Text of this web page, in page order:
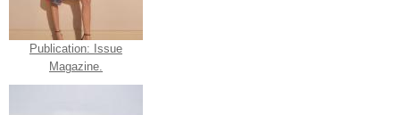
Publication: Issue
Magazine.